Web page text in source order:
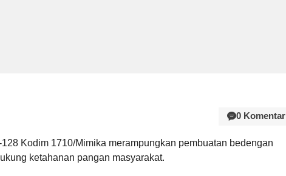
0 Komentar
Kodim 1710/Mimika merampungkan pembuatan bedengan
ketahanan pangan masyarakat.